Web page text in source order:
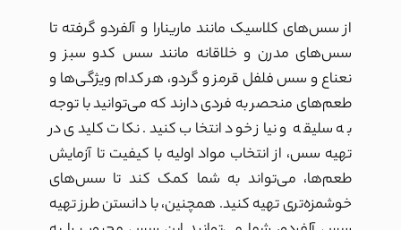
از سس‌های کلاسیک مانند مارینارا و آلفردو گرفته تا
سس‌های مدرن و خلاقانه مانند سس کدو سبز و
نعناع و سس فلفل قرمز و گردو، هر کدام ویژگی‌ها و
طعم‌های منحصر به فردی دارند که می‌توانید با توجه
به سلیقه و نیاز خود انتخاب کنید. نکات کلیدی در
تهیه سس، از انتخاب مواد اولیه با کیفیت تا آزمایش
طعم‌ها، می‌تواند به شما کمک کند تا سس‌های
خوشمزه‌تری تهیه کنید. همچنین، با دانستن طرز تهیه